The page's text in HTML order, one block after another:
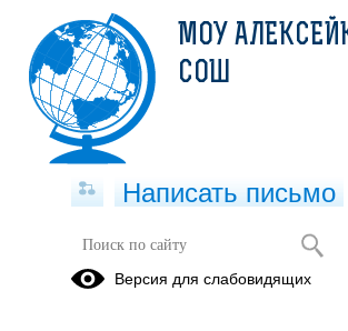
Публикации за Октябрь
МОУ
СОШ
Написать письмо
Версия для слабовидящих